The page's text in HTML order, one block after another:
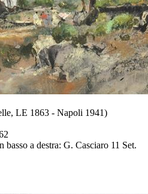
LE 1863 - Napoli 1941)
basso a destra: G. Casciaro 11 Set.